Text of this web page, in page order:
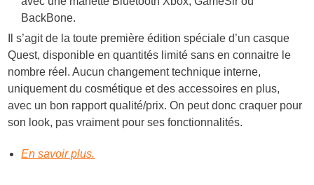
BackBone.
Il s’agit de la toute première édition spéciale d’un casque
Quest, disponible en quantités limité sans en connaitre le
nombre réel. Aucun changement technique interne,
uniquement du cosmétique et des accessoires en plus,
avec un bon rapport qualité/prix. On peut donc craquer pour
son look, pas vraiment pour ses fonctionnalités.
En savoir plus.